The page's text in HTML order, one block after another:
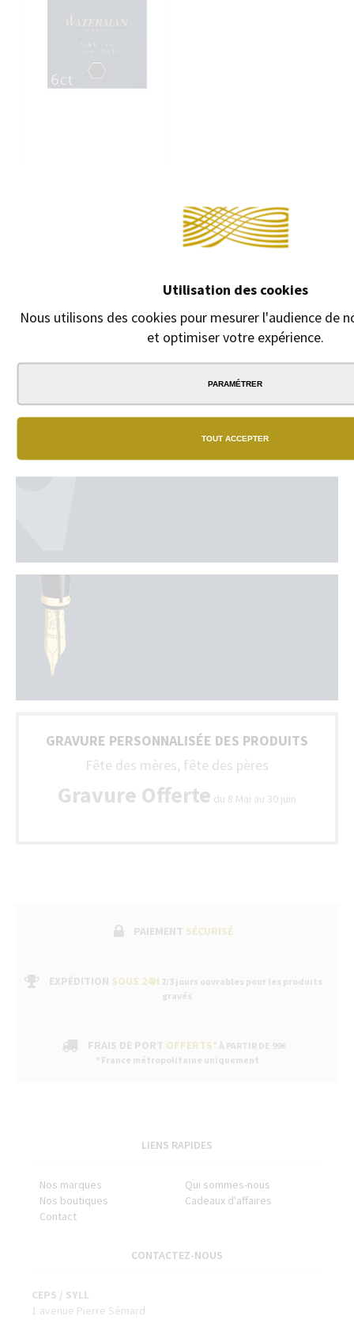
Utilisation des cookies
Nous utilisons des cookies pour mesurer l'audience de
et optimiser votre expérience.
PARAMÉTRER
TOUT ACCEPTER
UGC longues.
GRAVURE PERSONNALISÉE DES PRODUITS
Fête des mères, fête des pères
Gravure Offerte du 8 Mai au 30 juin
PAIEMENT SÉCURISÉ
EXPÉDITION SOUS 24H 2/3 jours ouvrables pour les produits
gravés
FRAIS DE PORT OFFERTS* À PARTIR DE 99€
* France métropolitaine uniquement
LIENS RAPIDES
Nos marques
Qui sommes-nous
Nos boutiques
Cadeaux d'affaires
Contact
CONTACTEZ-NOUS
CEPS / SYLL
1 avenue Pierre Sémard